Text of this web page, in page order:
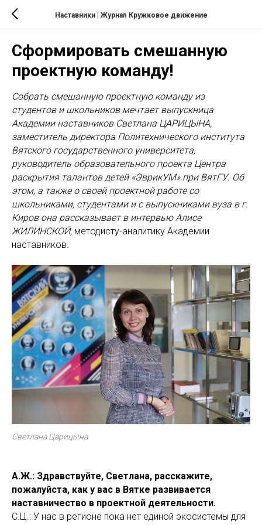
Наставники | Журнал Кружковое движение
Сформировать смешанную
проектную команду!
Собрать смешанную проектную команду из
студентов и школьников мечтает выпускница
Академии наставников Светлана ЦАРИЦЫНА,
заместитель директора Политехнического института
Вятского государственного университета,
руководитель образовательного проекта Центра
раскрытия талантов детей «ЭврикУМ» при ВятГУ. Об
этом, а также о своей проектной работе со
школьниками, студентами и с выпускниками вуза в г.
Киров она рассказывает в интервью Алисе
ЖИЛИНСКОЙ, методисту-аналитику Академии
наставников.
Светлана Царицына
А.Ж.: Здравствуйте, Светлана, расскажите,
пожалуйста, как у вас в Вятке развивается
наставничество в проектной деятельности.
С.Ц.: У нас в регионе пока нет единой экосистемы для